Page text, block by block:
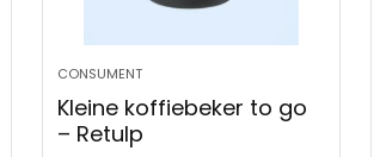
CONSUMENT
Kleine koffiebeker to go
– Retulp